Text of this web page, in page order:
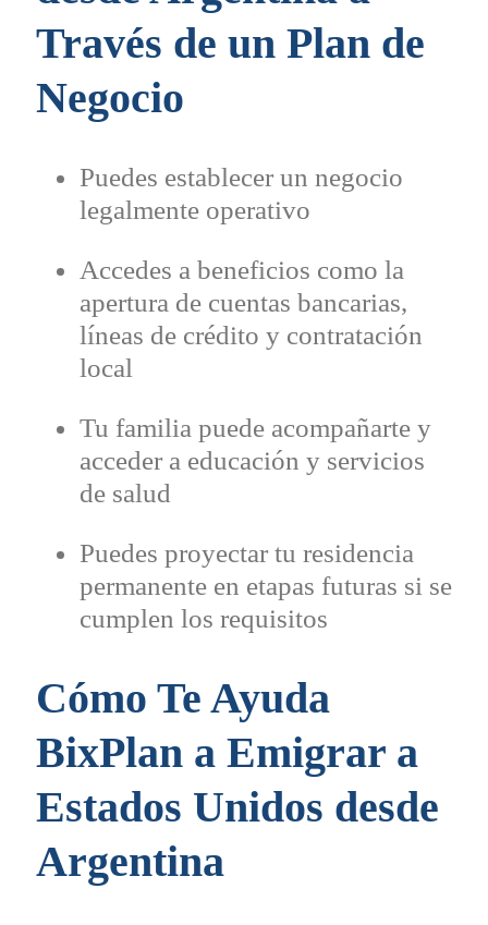
Través de un Plan de
Negocio
Puedes establecer un negocio
legalmente operativo
Accedes a beneficios como la
apertura de cuentas bancarias,
líneas de crédito y contratación
local
Tu familia puede acompañarte y
acceder a educación y servicios
de salud
Puedes proyectar tu residencia
permanente en etapas futuras si se
cumplen los requisitos
Cómo Te Ayuda
BixPlan a Emigrar a
Estados Unidos desde
Argentina